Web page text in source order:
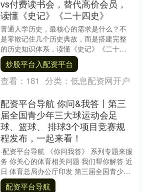
vs付费读书会，替代高价会员，
读懂《史记》《二十四史》
普通人学历史，最核心的需求是什么？不
是零散记住几个历史典故，而是搭建完整
的历史知识体系，读懂《史记》《二十四
史》这类华夏正史，形成自己的历史认
知，而不是被碎片化....
炒股平台入配资平台
查看： 181 分类： 低息配资网开户
配资平台导航 你问&我答丨第三
届全国青少年三大球运动会足
球、篮球、 排球3个项目竞赛规
程发布，一起来看！
·配资平台导航 《你问我答》 系列专题来服
务 你关心的体育相关问题 我们帮你解答 近
日 体育总局办公厅印发 第三届全国青少年
三大球运动会 足球、篮球、排球3个项....
配资平台导航